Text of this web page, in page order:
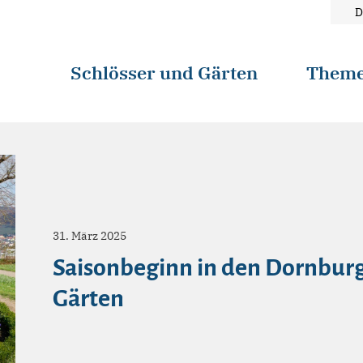
Schlösser und Gärten
31. März 2025
Saisonbeginn in den
Gärten